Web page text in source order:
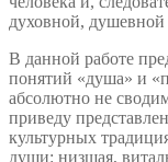
духовной,
В данной работе
понятий «душа» и
абсолютно не
приведу
культурных
души: низшая,